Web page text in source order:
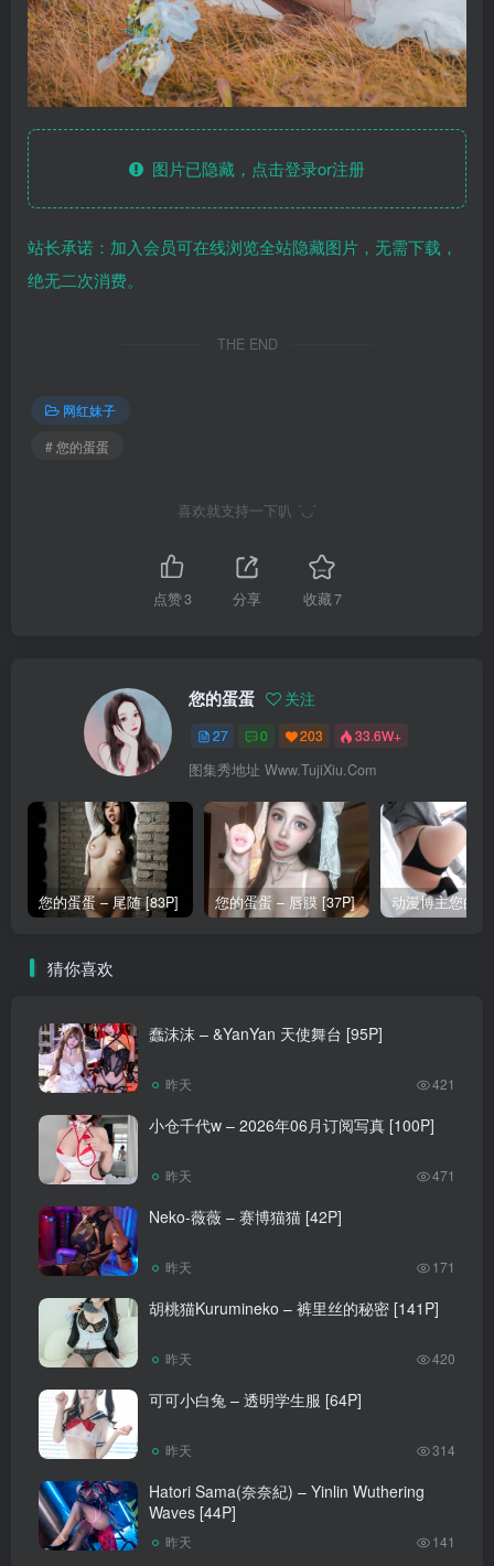
图片已隐藏，点击登录or注册
站长承诺：加入会员可在线浏览全站隐藏图片，无需下载，
绝无二次消费。
THE END
网红妹子
# 您的蛋蛋
喜欢就支持一下叭 ´◡`
点赞3 分享 收藏7
您的蛋蛋 关注
27 0 203 33.6W+
图集秀地址 Www.TujiXiu.Com
您的蛋蛋 – 尾随 [83P] 您的蛋蛋 – 唇膜 [37P]
猜你喜欢
蠢沫沫 – &YanYan 天使舞台 [95P]
昨天 421
小仓千代w – 2026年06月订阅写真 [100P]
昨天 471
Neko-薇薇 – 赛博猫猫 [42P]
昨天 171
胡桃猫Kurumineko – 裤里丝的秘密 [141P]
昨天 420
可可小白兔 – 透明学生服 [64P]
昨天 314
Hatori Sama(奈奈紀) – Yinlin Wuthering
Waves [44P]
昨天 141